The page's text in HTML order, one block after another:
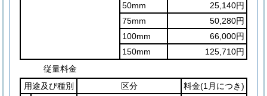
50mm
25,140円
75mm
50,280円
100mm
66,000円
150mm
125,710円
従量料金
用途及び種別
区分 料金(1月につき)